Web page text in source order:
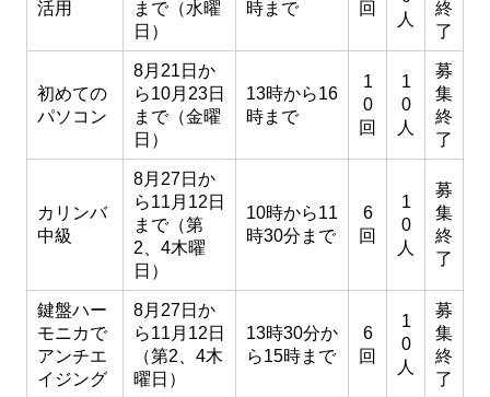
活用
まで（水曜
日）
時まで
回
人
終
了
初めての
パソコン
8月21日か
ら10月23日
まで（金曜
日）
13時から16
時まで
1
0
回
1
0
人
募
集
終
了
カリンバ
中級
8月27日か
ら11月12日
まで（第
2、4木曜
日）
10時から11
時30分まで
6
回
1
0
人
募
集
終
了
鍵盤ハー
モニカで
アンチエ
イジング
8月27日か
ら11月12日
（第2、4木
曜日）
13時30分か
ら15時まで
6
回
1
0
人
募
集
終
了